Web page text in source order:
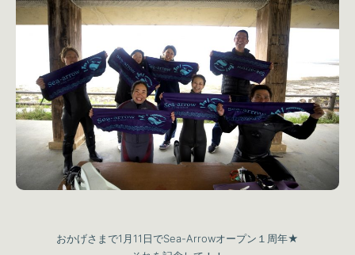
おかげさまで1月11日でSea-Arrowオープン１周年★